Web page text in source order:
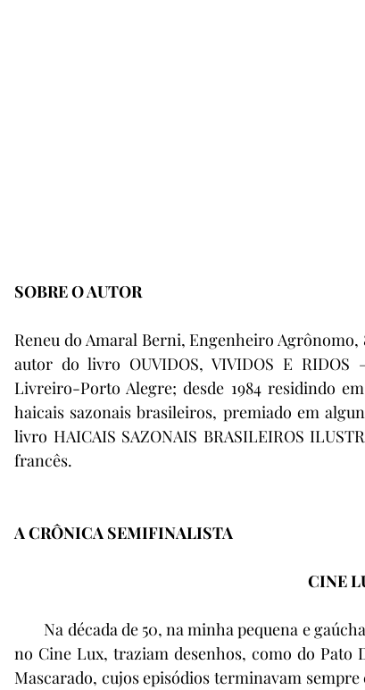
SOBRE O AUTOR
Reneu do Amaral Berni, Engenheiro Agrônomo,
autor do livro OUVIDOS, VIVIDOS E RIDOS
Livreiro-Porto Alegre; desde 1984 residindo
haicais sazonais brasileiros, premiado em
livro HAICAIS SAZONAIS BRASILEIROS
francês.
A CRÔNICA SEMIFINALISTA
CINE
Na década de 50, na minha pequena e
no Cine Lux, traziam desenhos, como do
Mascarado, cujos episódios terminavam